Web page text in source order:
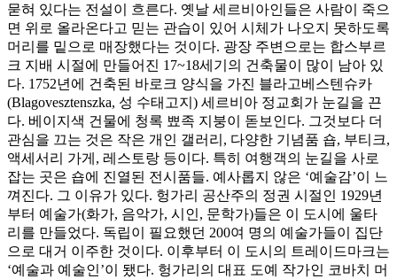
묻혀 있다는 전설이 흐른다. 옛날 세르비아인들은 사람이 죽으
면 위로 올라온다고 믿는 관습이 있어 시체가 나오지 못하도록
머리를 밑으로 매장했다는 것이다. 광장 주변으로는 합스부르
크 지배 시절에 만들어진 17~18세기의 건축물이 많이 남아 있
다. 1752년에 건축된 바로크 양식을 가진 블라고베스텐슈카
(Blagovesztenszka, 성 수태고지) 세르비아 정교회가 눈길을 끈
다. 베이지색 건물에 청록 뾰족 지붕이 돋보인다. 그것보다 더
관심을 끄는 것은 작은 개인 갤러리, 다양한 기념품 숍, 부티크,
액세서리 가게, 레스토랑 등이다. 특히 여행객의 눈길을 사로
잡는 곳은 숍에 진열된 전시품들. 예사롭지 않은 ‘예술감’이 느
껴진다. 그 이유가 있다. 헝가리 공산주의 정권 시절인 1929년
부터 예술가(화가, 음악가, 시인, 문학가)들은 이 도시에 울타
리를 만들었다. 독립이 필요했던 200여 명의 예술가들이 집단
으로 대거 이주한 것이다. 이후부터 이 도시의 트레이드마크는
‘예술과 예술인’이 됐다. 헝가리의 대표 도예 작가인 코바치 머